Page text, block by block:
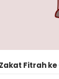
Fitrah ke